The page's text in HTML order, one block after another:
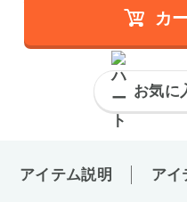
カ
お気に
アイテム説明 アイ